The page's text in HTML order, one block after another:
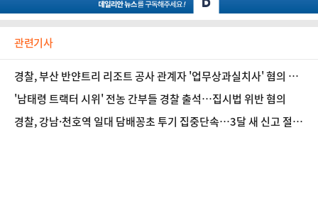
관련기사
경찰, 부산 반얀트리 리조트 공사 관계자 '업무상과실치사' 혐의 입
건
'남태령 트랙터 시위' 전농 간부들 경찰 출석…집시법 위반 혐의
경찰, 강남·천호역 일대 담배꽁초 투기 집중단속…3달 새 신고 절